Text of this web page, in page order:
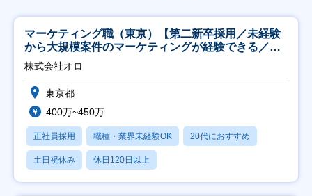
マーケティング職（東京）【第二新卒採用／未経験
から大規模案件のマーケティングが経験できる／研
修充実】
株式会社オロ
東京都
400万~450万
正社員採用 職種・業界未経験OK 20代におすすめ
土日祝休み 休日120日以上